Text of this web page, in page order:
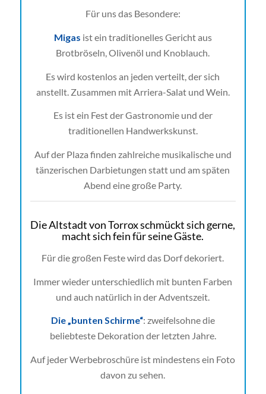
Für uns das Besondere:
Migas ist ein traditionelles Gericht aus
Brotbröseln, Olivenöl und Knoblauch.
Es wird kostenlos an jeden verteilt, der sich
anstellt. Zusammen mit Arriera-Salat und Wein.
Es ist ein Fest der Gastronomie und der
traditionellen Handwerkskunst.
Auf der Plaza finden zahlreiche musikalische und
tänzerischen Darbietungen statt und am späten
Abend eine große Party.
Die Altstadt von Torrox schmückt sich gerne,
macht sich fein für seine Gäste.
Für die großen Feste wird das Dorf dekoriert.
Immer wieder unterschiedlich mit bunten Farben
und auch natürlich in der Adventszeit.
Die „bunten Schirme“: zweifelsohne die
beliebteste Dekoration der letzten Jahre.
Auf jeder Werbebroschüre ist mindestens ein Foto
davon zu sehen.